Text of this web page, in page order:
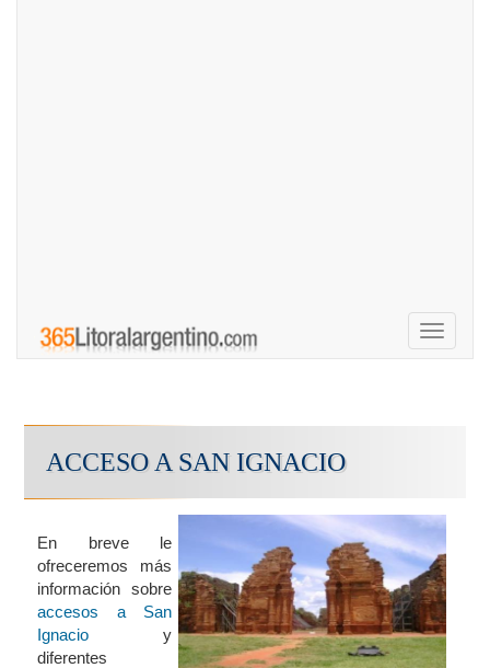
Toggle
ACCESO A SAN IGNACIO
En breve le
ofreceremos más
información sobre
accesos a San
Ignacio y
diferentes